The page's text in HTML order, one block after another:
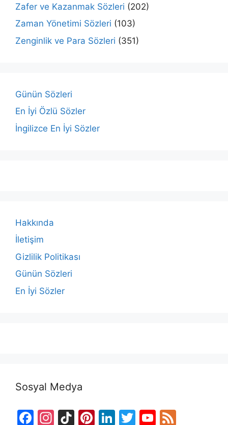
Zafer ve Kazanmak Sözleri (202)
Zaman Yönetimi Sözleri (103)
Zenginlik ve Para Sözleri (351)
Günün Sözleri
En İyi Özlü Sözler
İngilizce En İyi Sözler
Hakkında
İletişim
Gizlilik Politikası
Günün Sözleri
En İyi Sözler
Sosyal Medya
F
In Ti Pi Li T
Y